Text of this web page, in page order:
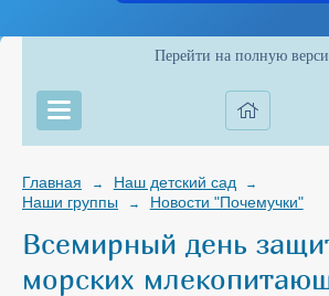
Перейти на полную
Главная → Наш детский сад →
Наши группы → Новости "Почемучки"
Всемирный день
морских